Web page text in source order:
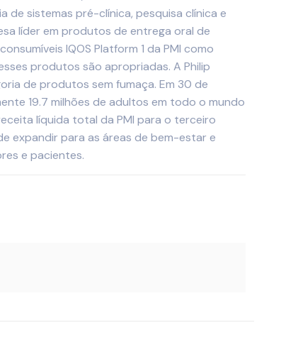
de sistemas pré-clínica, pesquisa clínica e
líder em produtos de entrega oral de
IQOS Platform 1 da PMI como
produtos são apropriadas. A Philip
de produtos sem fumaça. Em 30 de
19.7 milhões de adultos em todo o mundo
líquida total da PMI para o terceiro
expandir para as áreas de bem-estar e
e pacientes.